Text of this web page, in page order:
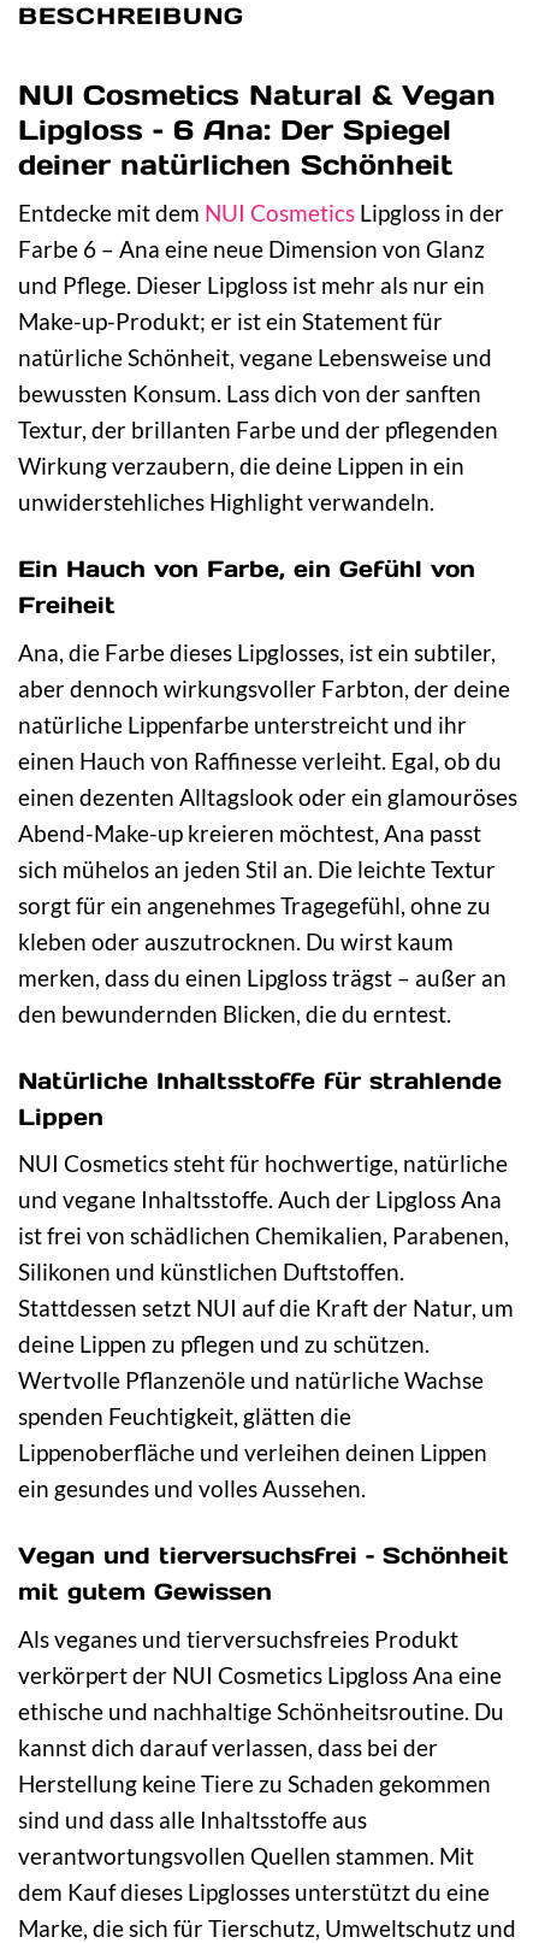
BESCHREIBUNG
NUI Cosmetics Natural & Vegan
Lipgloss – 6 Ana: Der Spiegel
deiner natürlichen Schönheit
Entdecke mit dem NUI Cosmetics Lipgloss in der
Farbe 6 – Ana eine neue Dimension von Glanz
und Pflege. Dieser Lipgloss ist mehr als nur ein
Make-up-Produkt; er ist ein Statement für
natürliche Schönheit, vegane Lebensweise und
bewussten Konsum. Lass dich von der sanften
Textur, der brillanten Farbe und der pflegenden
Wirkung verzaubern, die deine Lippen in ein
unwiderstehliches Highlight verwandeln.
Ein Hauch von Farbe, ein Gefühl von
Freiheit
Ana, die Farbe dieses Lipglosses, ist ein subtiler,
aber dennoch wirkungsvoller Farbton, der deine
natürliche Lippenfarbe unterstreicht und ihr
einen Hauch von Raffinesse verleiht. Egal, ob du
einen dezenten Alltagslook oder ein glamouröses
Abend-Make-up kreieren möchtest, Ana passt
sich mühelos an jeden Stil an. Die leichte Textur
sorgt für ein angenehmes Tragegefühl, ohne zu
kleben oder auszutrocknen. Du wirst kaum
merken, dass du einen Lipgloss trägst – außer an
den bewundernden Blicken, die du erntest.
Natürliche Inhaltsstoffe für strahlende
Lippen
NUI Cosmetics steht für hochwertige, natürliche
und vegane Inhaltsstoffe. Auch der Lipgloss Ana
ist frei von schädlichen Chemikalien, Parabenen,
Silikonen und künstlichen Duftstoffen.
Stattdessen setzt NUI auf die Kraft der Natur, um
deine Lippen zu pflegen und zu schützen.
Wertvolle Pflanzenöle und natürliche Wachse
spenden Feuchtigkeit, glätten die
Lippenoberfläche und verleihen deinen Lippen
ein gesundes und volles Aussehen.
Vegan und tierversuchsfrei – Schönheit
mit gutem Gewissen
Als veganes und tierversuchsfreies Produkt
verkörpert der NUI Cosmetics Lipgloss Ana eine
ethische und nachhaltige Schönheitsroutine. Du
kannst dich darauf verlassen, dass bei der
Herstellung keine Tiere zu Schaden gekommen
sind und dass alle Inhaltsstoffe aus
verantwortungsvollen Quellen stammen. Mit
dem Kauf dieses Lipglosses unterstützt du eine
Marke, die sich für Tierschutz, Umweltschutz und